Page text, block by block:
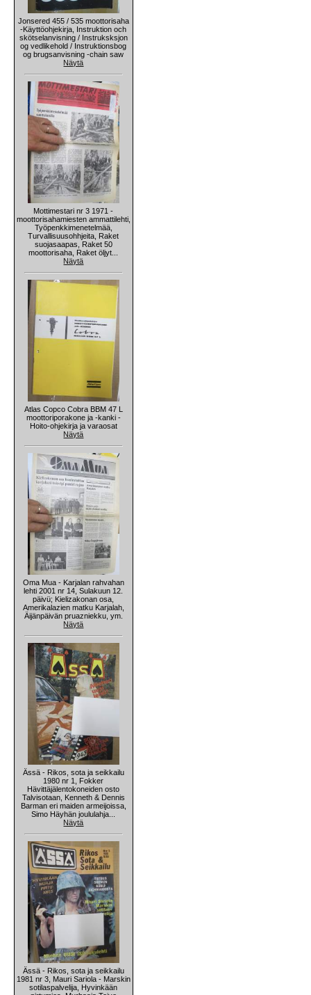
Jonsered 455 / 535 moottorisaha
-Käyttöohjekirja, Instruktion och
skötselanvisning / Instruksksjon
og vedlikehold / Instruktionsbog
og brugsanvisning -chain saw
Näytä
Mottimestari nr 3 1971 -
moottorisahamiesten ammattilehti,
Työpenkkimenetelmää,
Turvallisuusohhjeita, Raket
suojasaapas, Raket 50
moottorisaha, Raket öljyt...
Näytä
Atlas Copco Cobra BBM 47 L
moottoriporakone ja -kanki -
Hoito-ohjekirja ja varaosat
Näytä
Oma Mua - Karjalan rahvahan
lehti 2001 nr 14, Sulakuun 12.
päivü; Kielizakonan osa,
Amerikalazien matku Karjalah,
Äijänpäivän pruazniekku, ym.
Näytä
Ässä - Rikos, sota ja seikkailu
1980 nr 1, Fokker
Hävittäjälentokoneiden osto
Talvisotaan, Kenneth & Dennis
Barman eri maiden armeijoissa,
Simo Häyhän joululahja...
Näytä
Ässä - Rikos, sota ja seikkailu
1981 nr 3, Mauri Sariola - Marskin
sotilaspalvelija, Hyvinkään